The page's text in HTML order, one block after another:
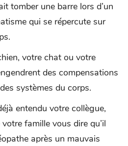
tomber une barre lors d’un
qui se répercute sur
votre chat ou votre
des compensations
systèmes du corps.
entendu votre collègue,
famille vous dire qu’il
après un mauvais